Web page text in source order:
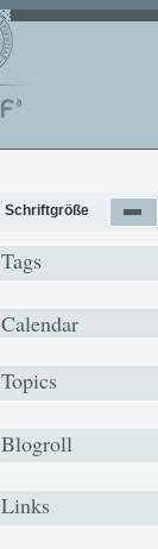
Schriftgröße
Tags
Calendar
Topics
Blogroll
Links